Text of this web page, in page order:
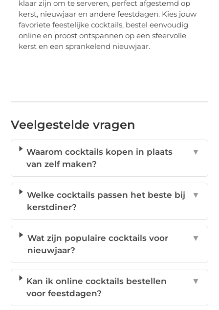
klaar zijn om te serveren, perfect afgestemd op
kerst, nieuwjaar en andere feestdagen. Kies jouw
favoriete feestelijke cocktails, bestel eenvoudig
online en proost ontspannen op een sfeervolle
kerst en een sprankelend nieuwjaar.
Veelgestelde vragen
Waarom cocktails kopen in plaats
van zelf maken?
▼
Welke cocktails passen het beste bij
kerstdiner?
▼
Wat zijn populaire cocktails voor
nieuwjaar?
▼
Kan ik online cocktails bestellen
voor feestdagen?
▼